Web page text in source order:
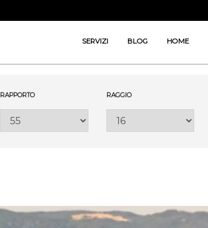
SERVIZI BLOG HOME
RAPPORTO RAGGIO